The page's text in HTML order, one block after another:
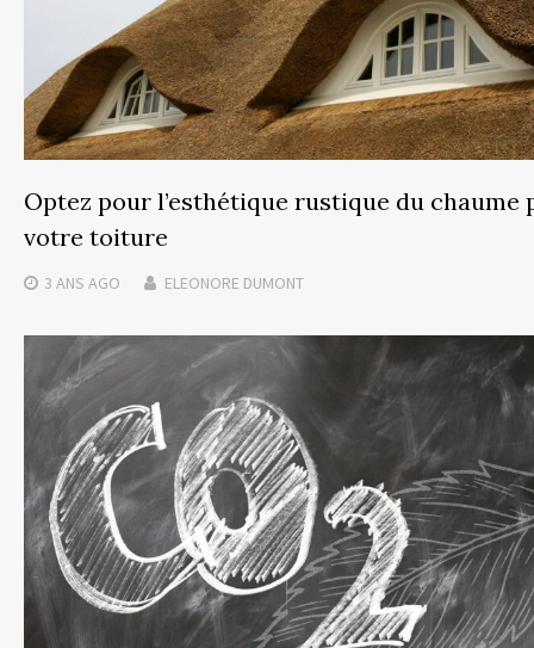
Optez pour l’esthétique rustique du chaume
votre toiture
3 ANS AGO ELEONORE DUMONT